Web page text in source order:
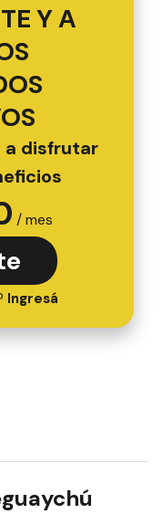
Y A
a disfrutar
/ mes
Ingresá